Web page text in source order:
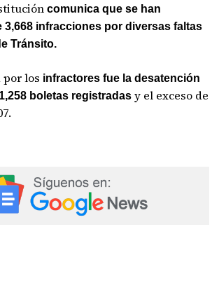
comunica que se han
3,668 infracciones por diversas faltas
Tránsito.
los infractores fue la desatención
boletas registradas y el exceso de